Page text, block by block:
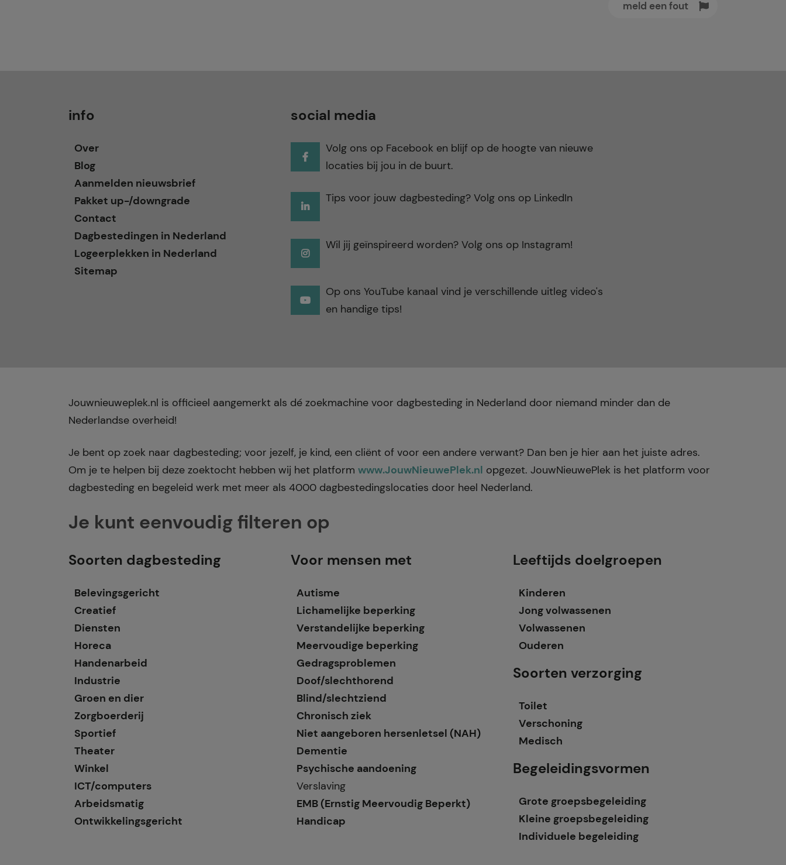
meld een fout
info
Over
Blog
Aanmelden nieuwsbrief
Pakket up-/downgrade
Contact
Dagbestedingen in Nederland
Logeerplekken in Nederland
Sitemap
social media
Volg ons op Facebook en blijf op de hoogte van nieuwe
locaties bij jou in de buurt.
Tips voor jouw dagbesteding? Volg ons op LinkedIn
Wil jij geïnspireerd worden? Volg ons op Instagram!
Op ons YouTube kanaal vind je verschillende uitleg video's
en handige tips!
Jouwnieuweplek.nl is officieel aangemerkt als dé zoekmachine voor dagbesteding in Nederland door niemand minder dan de
Nederlandse overheid!
Je bent op zoek naar dagbesteding; voor jezelf, je kind, een cliënt of voor een andere verwant? Dan ben je hier aan het juiste adres.
Om je te helpen bij deze zoektocht hebben wij het platform www.JouwNieuwePlek.nl opgezet. JouwNieuwePlek is het platform voor
dagbesteding en begeleid werk met meer als 4000 dagbestedingslocaties door heel Nederland.
Je kunt eenvoudig filteren op
Soorten dagbesteding
Belevingsgericht
Creatief
Diensten
Horeca
Handenarbeid
Industrie
Groen en dier
Zorgboerderij
Sportief
Theater
Winkel
ICT/computers
Arbeidsmatig
Ontwikkelingsgericht
Voor mensen met
Autisme
Lichamelijke beperking
Verstandelijke beperking
Meervoudige beperking
Gedragsproblemen
Doof/slechthorend
Blind/slechtziend
Chronisch ziek
Niet aangeboren hersenletsel (NAH)
Dementie
Psychische aandoening
Verslaving
EMB (Ernstig Meervoudig Beperkt)
Handicap
Leeftijds doelgroepen
Kinderen
Jong volwassenen
Volwassenen
Ouderen
Soorten verzorging
Toilet
Verschoning
Medisch
Begeleidingsvormen
Grote groepsbegeleiding
Kleine groepsbegeleiding
Individuele begeleiding